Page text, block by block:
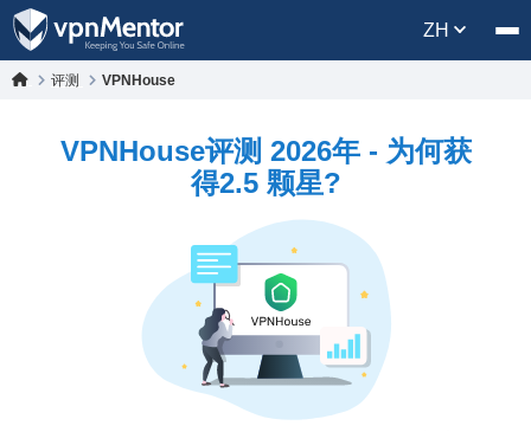
ZH
评测 VPNHouse
VPNHouse评测 2026年 - 为何获
得2.5 颗星?